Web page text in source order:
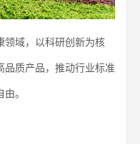
领域，以科研创新为核
品质产品，推动行业标准
。